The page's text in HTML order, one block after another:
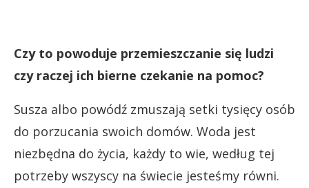
Czy to powoduje przemieszczanie się ludzi
czy raczej ich bierne czekanie na pomoc?
Susza albo powódź zmuszają setki tysięcy osób
do porzucania swoich domów. Woda jest
niezbędna do życia, każdy to wie, według tej
potrzeby wszyscy na świecie jesteśmy równi.